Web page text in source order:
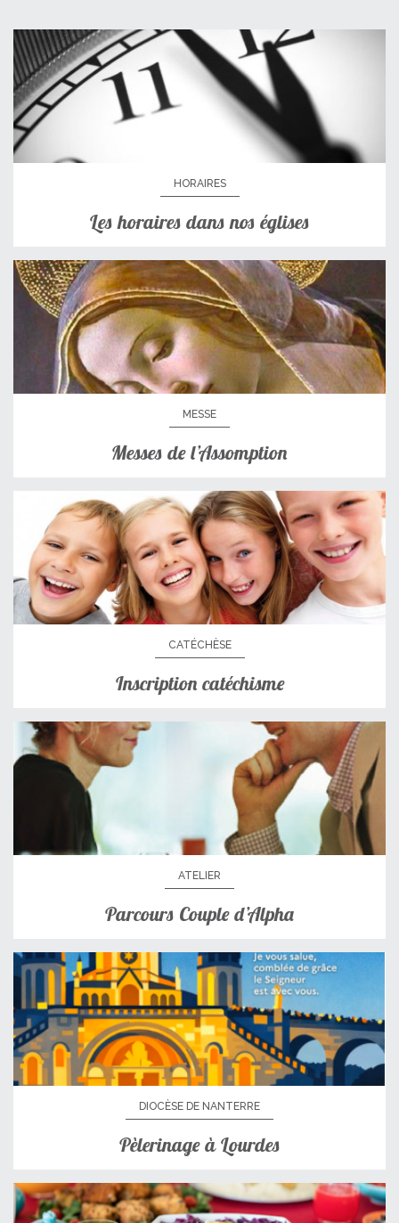
HORAIRES
Les horaires dans nos églises
MESSE
Messes de l’Assomption
CATÉCHÈSE
Inscription catéchisme
ATELIER
Parcours Couple d’Alpha
DIOCÈSE DE NANTERRE
Pèlerinage à Lourdes